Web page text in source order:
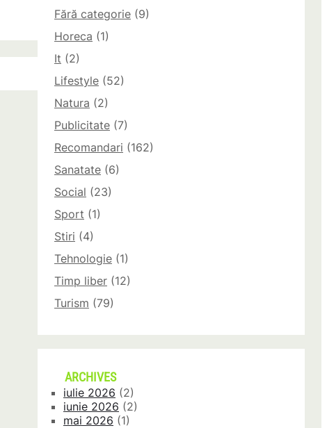
Fără categorie (9)
Horeca (1)
It (2)
Lifestyle (52)
Natura (2)
Publicitate (7)
Recomandari (162)
Sanatate (6)
Social (23)
Sport (1)
Stiri (4)
Tehnologie (1)
Timp liber (12)
Turism (79)
ARCHIVES
iulie 2026 (2)
iunie 2026 (2)
mai 2026 (1)